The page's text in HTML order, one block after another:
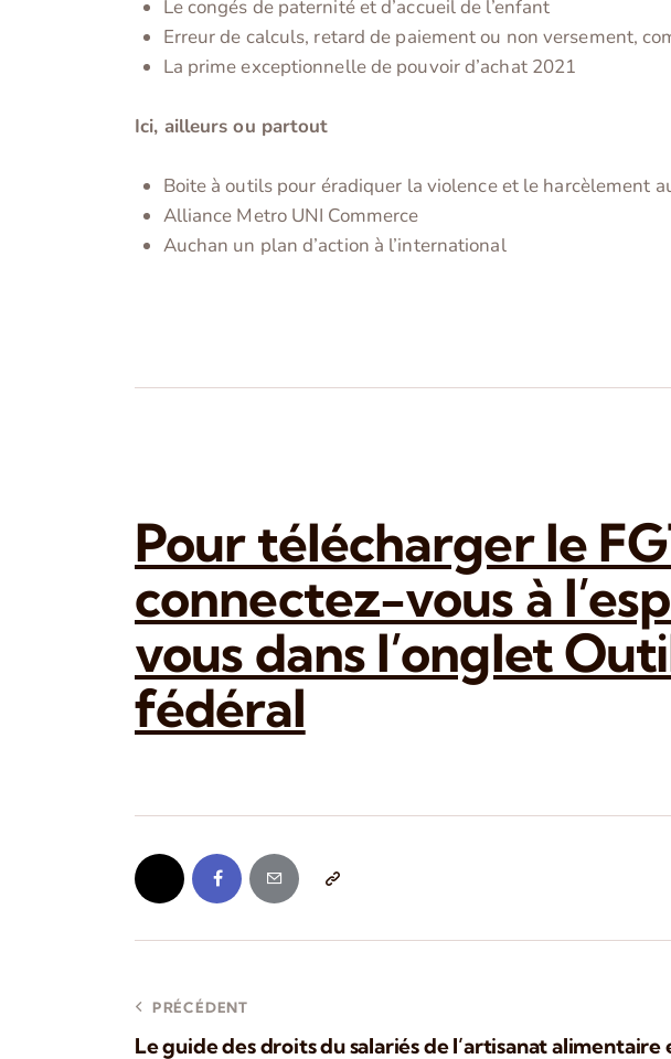
Le congés de paternité et d’accueil de l’enfant
Erreur de calculs, retard de paiement ou non versement,
La prime exceptionnelle de pouvoir d’achat 2021
Ici, ailleurs ou partout
Boite à outils pour éradiquer la violence et le harcèlement
Alliance Metro UNI Commerce
Auchan un plan d’action à l’international
Pour télécharger le
connectez-vous à
vous dans l’onglet
fédéral
PRÉCÉDENT
Le guide des droits du salariés de l’artisanat alimentaire